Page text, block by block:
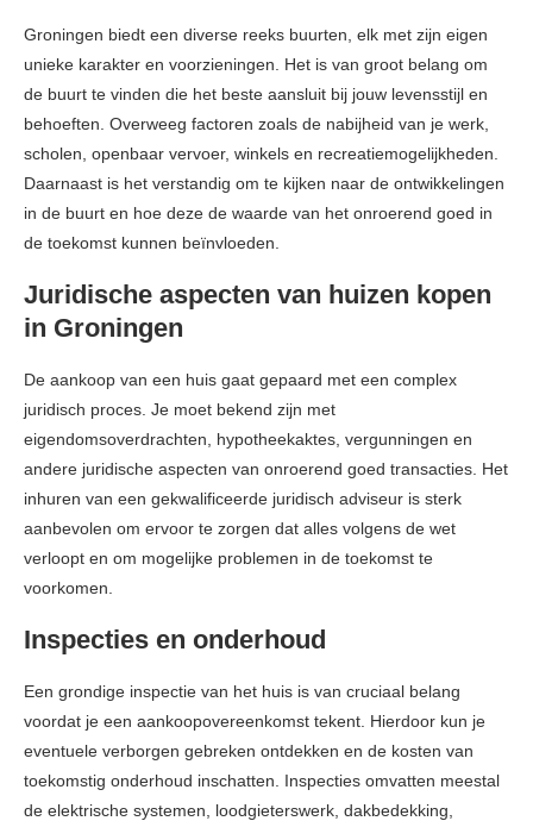
Groningen biedt een diverse reeks buurten, elk met zijn eigen
unieke karakter en voorzieningen. Het is van groot belang om
de buurt te vinden die het beste aansluit bij jouw levensstijl en
behoeften. Overweeg factoren zoals de nabijheid van je werk,
scholen, openbaar vervoer, winkels en recreatiemogelijkheden.
Daarnaast is het verstandig om te kijken naar de ontwikkelingen
in de buurt en hoe deze de waarde van het onroerend goed in
de toekomst kunnen beïnvloeden.
Juridische aspecten van huizen kopen
in Groningen
De aankoop van een huis gaat gepaard met een complex
juridisch proces. Je moet bekend zijn met
eigendomsoverdrachten, hypotheekaktes, vergunningen en
andere juridische aspecten van onroerend goed transacties. Het
inhuren van een gekwalificeerde juridisch adviseur is sterk
aanbevolen om ervoor te zorgen dat alles volgens de wet
verloopt en om mogelijke problemen in de toekomst te
voorkomen.
Inspecties en onderhoud
Een grondige inspectie van het huis is van cruciaal belang
voordat je een aankoopovereenkomst tekent. Hierdoor kun je
eventuele verborgen gebreken ontdekken en de kosten van
toekomstig onderhoud inschatten. Inspecties omvatten meestal
de elektrische systemen, loodgieterswerk, dakbedekking,